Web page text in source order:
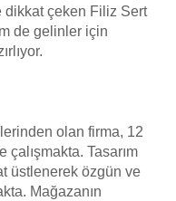
dikkat çeken Filiz Sert
de gelinler için
olan firma, 12
Tasarım
üstlenerek özgün ve
Mağazanın